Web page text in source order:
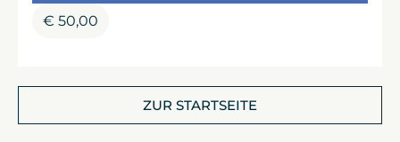
€50,00
ZUR STARTSEITE